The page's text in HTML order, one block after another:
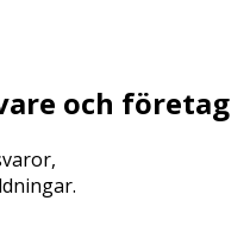
och företag